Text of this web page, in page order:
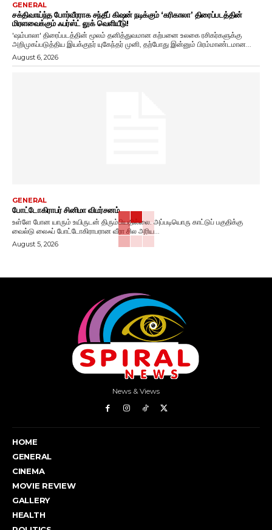
GENERAL
சக்திவாய்ந்த போர்வீரராக சந்தீப் கிஷன் நடிக்கும் ‘கரிகாலா’ திரைப்படத்தின்
மிரளவைக்கும் ஃபர்ஸ்ட் லுக் வெளியீடு!
'ஷம்பாலா' திரைப்படத்தின் மூலம் தனித்துவமான கற்பனை உலகை ரசிகர்களுக்கு
அறிமுகப்படுத்திய இயக்குநர் யுகேந்தர் முனி, தற்போது இன்னும் பிரம்மாண்டமான...
August 6, 2026
GENERAL
போட்டோகிராபர் சினிமா விமர்சனம்
உள்ளே போன யாரும் உயிருடன் திரும்பியதில்லை. அப்படியொரு காட்டுப் பகுதிக்கு
வைல்டு லைஃப் போட்டோகிராபரான வீரா சில அரிய...
August 5, 2026
News & Views
HOME
GENERAL
CINEMA
MOVIE REVIEW
GALLERY
HEALTH